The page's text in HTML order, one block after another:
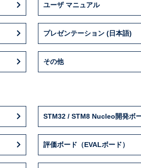
ユーザ マニュアル
プレゼンテーション (日本語)
その他
STM32 / STM8 Nucleo開発ボ
評価ボード（EVALボード）